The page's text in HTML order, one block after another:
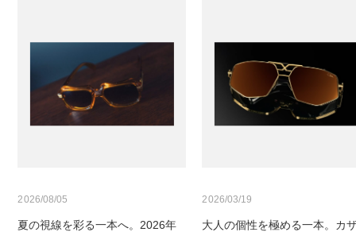
2026/08/05
夏の視線を彩る一本へ。2026年
2026/03/19
大人の個性を極める一本。カ